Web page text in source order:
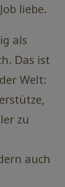
liebe.
als
Das ist
Welt:
zu
auch